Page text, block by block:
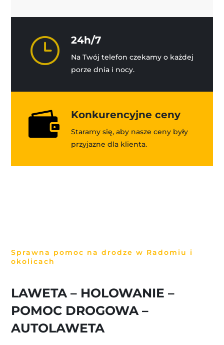
} 24h/7
Na Twój telefon czekamy o każdej
porze dnia i nocy.
 Konkurencyjne ceny
Staramy się, aby nasze ceny były
przyjazne dla klienta.
Sprawna pomoc na drodze w Radomiu i
okolicach
LAWETA – HOLOWANIE –
POMOC DROGOWA –
AUTOLAWETA